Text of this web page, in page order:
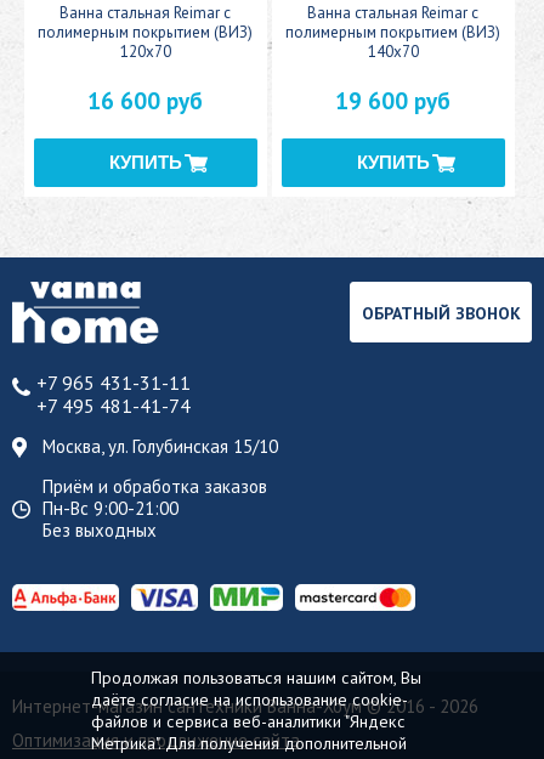
Ванна стальная Reimar с
полимерным покрытием (ВИЗ)
120x70
16 600 руб
Ванна стальная Reimar с
полимерным покрытием (ВИЗ)
140x70
19 600 руб
+7 965 431-31-11
+7 495 481-41-74
Москва, ул. Голубинская 15/10
Приём и обработка заказов
Пн-Вс 9:00-21:00
Без выходных
ОБРАТНЫЙ ЗВОНОК
Интернет-магазин сантехники Ванна-Хоум© 2016 - 2026
Оптимизация и продвижение сайта
Продолжая пользоваться нашим сайтом, Вы
даёте согласие на использование cookie-
файлов и сервиса веб-аналитики "Яндекс
Метрика". Для получения дополнительной